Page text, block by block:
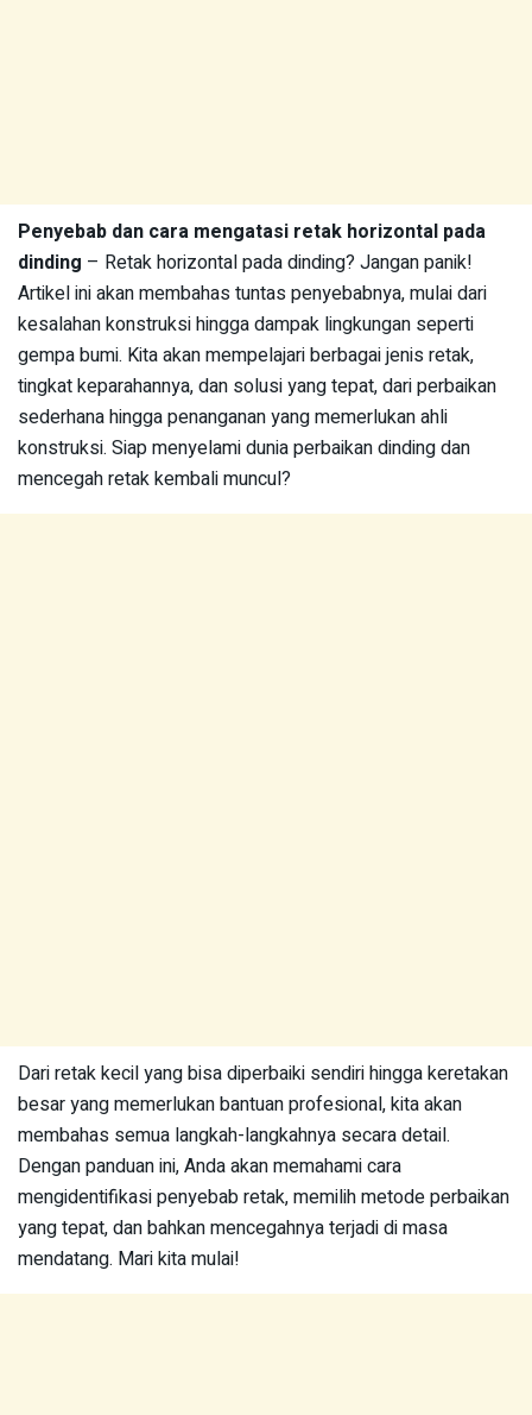
Penyebab dan cara mengatasi retak horizontal pada
dinding – Retak horizontal pada dinding? Jangan panik!
Artikel ini akan membahas tuntas penyebabnya, mulai dari
kesalahan konstruksi hingga dampak lingkungan seperti
gempa bumi. Kita akan mempelajari berbagai jenis retak,
tingkat keparahannya, dan solusi yang tepat, dari perbaikan
sederhana hingga penanganan yang memerlukan ahli
konstruksi. Siap menyelami dunia perbaikan dinding dan
mencegah retak kembali muncul?
Dari retak kecil yang bisa diperbaiki sendiri hingga keretakan
besar yang memerlukan bantuan profesional, kita akan
membahas semua langkah-langkahnya secara detail.
Dengan panduan ini, Anda akan memahami cara
mengidentifikasi penyebab retak, memilih metode perbaikan
yang tepat, dan bahkan mencegahnya terjadi di masa
mendatang. Mari kita mulai!